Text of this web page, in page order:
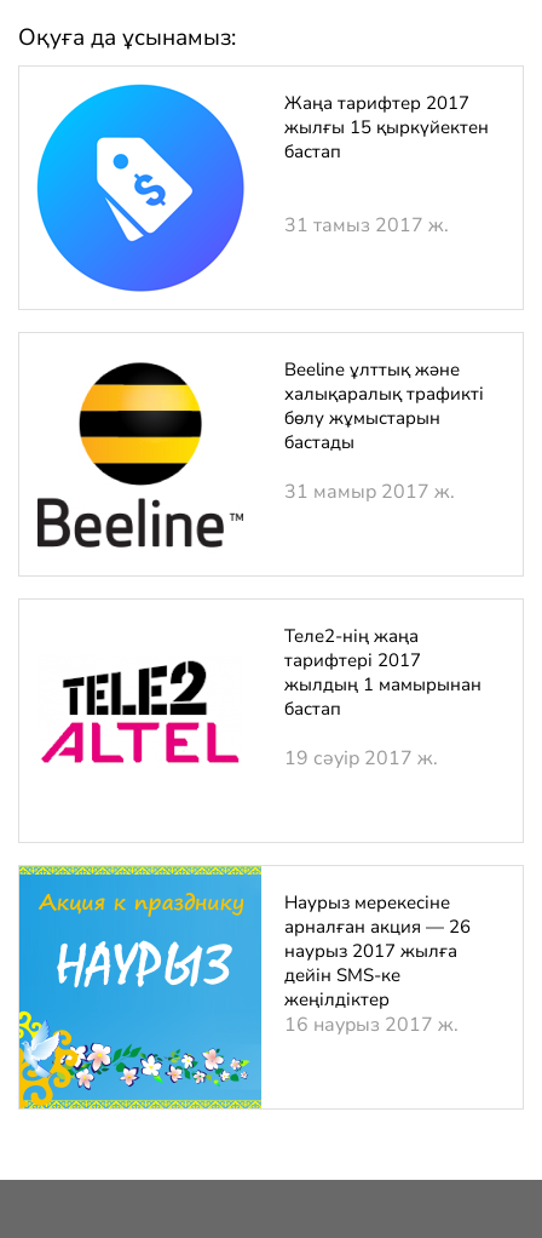
Оқуға да ұсынамыз:
Жаңа тарифтер 2017
жылғы 15 қыркүйектен
бастап
31 тамыз 2017 ж.
Beeline ұлттық және
халықаралық трафикті
бөлу жұмыстарын
бастады
31 мамыр 2017 ж.
Теле2-нің жаңа
тарифтері 2017
жылдың 1 мамырынан
бастап
19 сәуір 2017 ж.
Наурыз мерекесіне
арналған акция — 26
наурыз 2017 жылға
дейін SMS-ке
жеңілдіктер
16 наурыз 2017 ж.